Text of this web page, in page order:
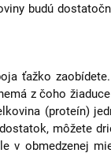
budú
ťažko
z čoho
(proteín)
môžete
v obmedzenej